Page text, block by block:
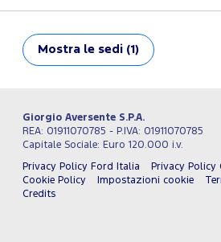
Mostra le sedi (1)
Giorgio Aversente S.P.A.
REA: 01911070785 - P.IVA: 01911070785
Capitale Sociale: Euro 120.000 i.v.
Privacy Policy Ford Italia
Privacy Policy
Cookie Policy
Impostazioni cookie
Credits